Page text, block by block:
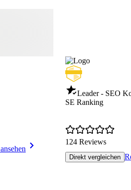
Leader - SEO
SE Ranking
124 Reviews
Direkt vergleichen